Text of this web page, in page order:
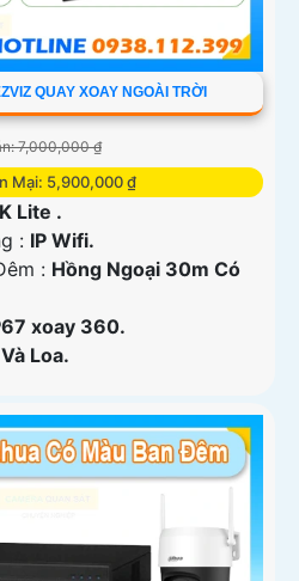
QUAY XOAY NGOÀI TRỜI
7,000,000 ₫
Mại: 5,900,000 ₫
Lite .
: IP Wifi.
: Hồng Ngoại 30m Có
xoay 360.
Loa.